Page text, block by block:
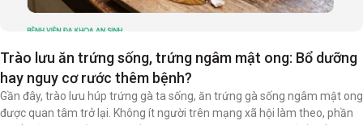
Trào lưu ăn trứng sống, trứng ngâm mật ong: Bổ dưỡng
hay nguy cơ rước thêm bệnh?
Gần đây, trào lưu húp trứng gà ta sống, ăn trứng gà sống ngâm mật ong
được quan tâm trở lại. Không ít người trên mạng xã hội làm theo, phần